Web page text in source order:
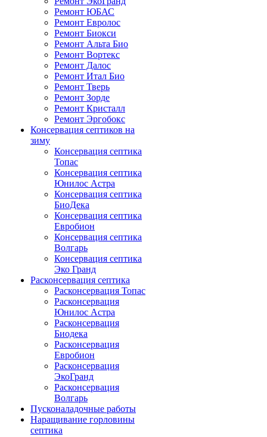
Ремонт ЮБАС
Ремонт Евролос
Ремонт Биокси
Ремонт Альта Био
Ремонт Вортекс
Ремонт Далос
Ремонт Итал Био
Ремонт Тверь
Ремонт Зорде
Ремонт Кристалл
Ремонт Эргобокс
Консервация септиков на
зиму
Консервация септика
Топас
Консервация септика
Юнилос Астра
Консервация септика
БиоДека
Консервация септика
Евробион
Консервация септика
Волгарь
Консервация септика
Эко Гранд
Расконсервация септика
Расконсервация Топас
Расконсервация
Юнилос Астра
Расконсервация
Биодека
Расконсервация
Евробион
Расконсервация
ЭкоГранд
Расконсервация
Волгарь
Пусконаладочные работы
Наращивание горловины
септика